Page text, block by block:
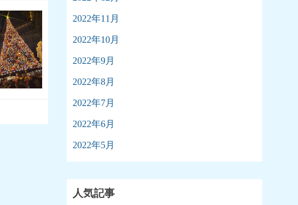
2022年11月
2022年10月
2022年9月
2022年8月
2022年7月
2022年6月
2022年5月
人気記事